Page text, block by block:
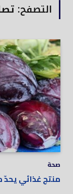
التصفح:
صحة
منتج غذائي